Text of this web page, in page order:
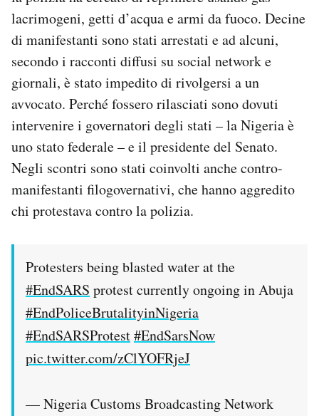
lacrimogeni, getti d’acqua e armi da fuoco. Decine
di manifestanti sono stati arrestati e ad alcuni,
secondo i racconti diffusi su social network e
giornali, è stato impedito di rivolgersi a un
avvocato. Perché fossero rilasciati sono dovuti
intervenire i governatori degli stati – la Nigeria è
uno stato federale – e il presidente del Senato.
Negli scontri sono stati coinvolti anche contro-
manifestanti filogovernativi, che hanno aggredito
chi protestava contro la polizia.
Protesters being blasted water at the
#EndSARS protest currently ongoing in Abuja
#EndPoliceBrutalityinNigeria
#EndSARSProtest#EndSarsNow
pic.twitter.com/zClYOFRjeJ
— Nigeria Customs Broadcasting Network